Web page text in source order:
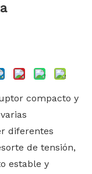
compacto y
diferentes
de tensión,
estable y